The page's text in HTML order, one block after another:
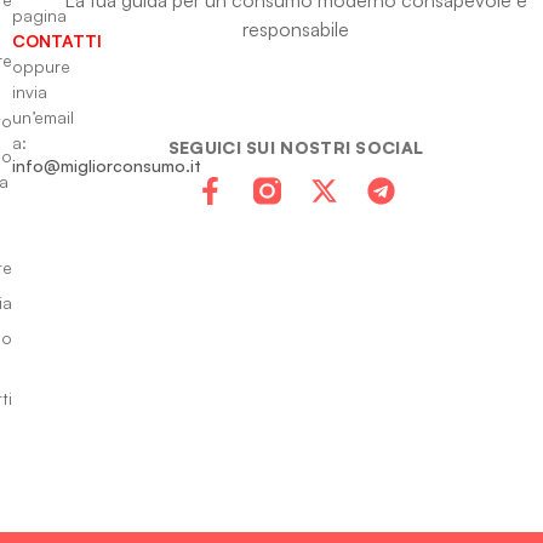
responsabile
SEGUICI SUI NOSTRI SOCIAL
pagina
CONTATTI
oppure
invia
un’email
a:
info@migliorconsumo.it